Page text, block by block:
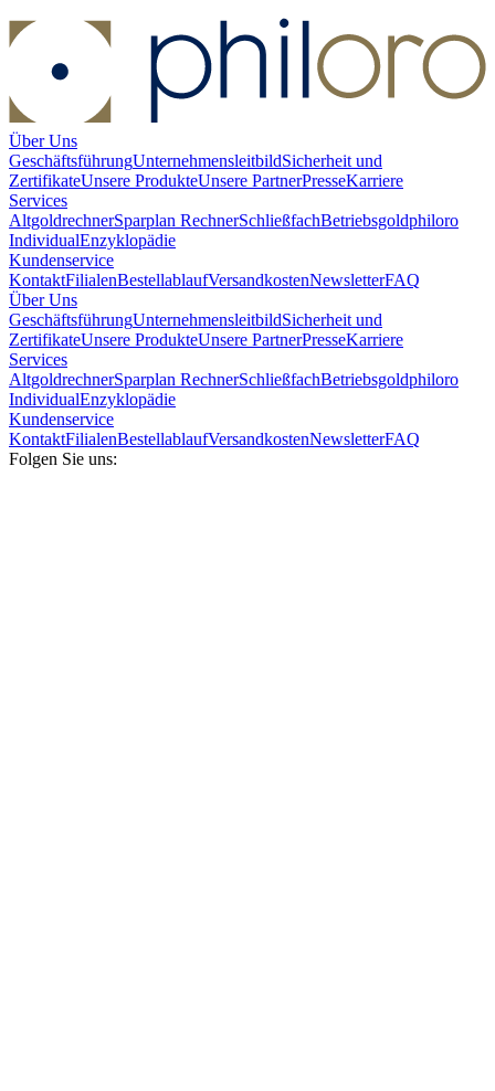
Über Uns
GeschäftsführungUnternehmensleitbildSicherheit und
ZertifikateUnsere ProdukteUnsere PartnerPresseKarriere
Services
AltgoldrechnerSparplan RechnerSchließfachBetriebsgoldphiloro
IndividualEnzyklopädie
Kundenservice
KontaktFilialenBestellablaufVersandkostenNewsletterFAQ
Über Uns
GeschäftsführungUnternehmensleitbildSicherheit und
ZertifikateUnsere ProdukteUnsere PartnerPresseKarriere
Services
AltgoldrechnerSparplan RechnerSchließfachBetriebsgoldphiloro
IndividualEnzyklopädie
Kundenservice
KontaktFilialenBestellablaufVersandkostenNewsletterFAQ
Folgen Sie uns: